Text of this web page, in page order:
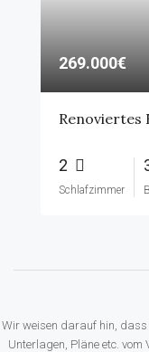
269.000€
2
Schlafzimmer
Wir weisen darauf hin, dass
Unterlagen, Pläne etc.